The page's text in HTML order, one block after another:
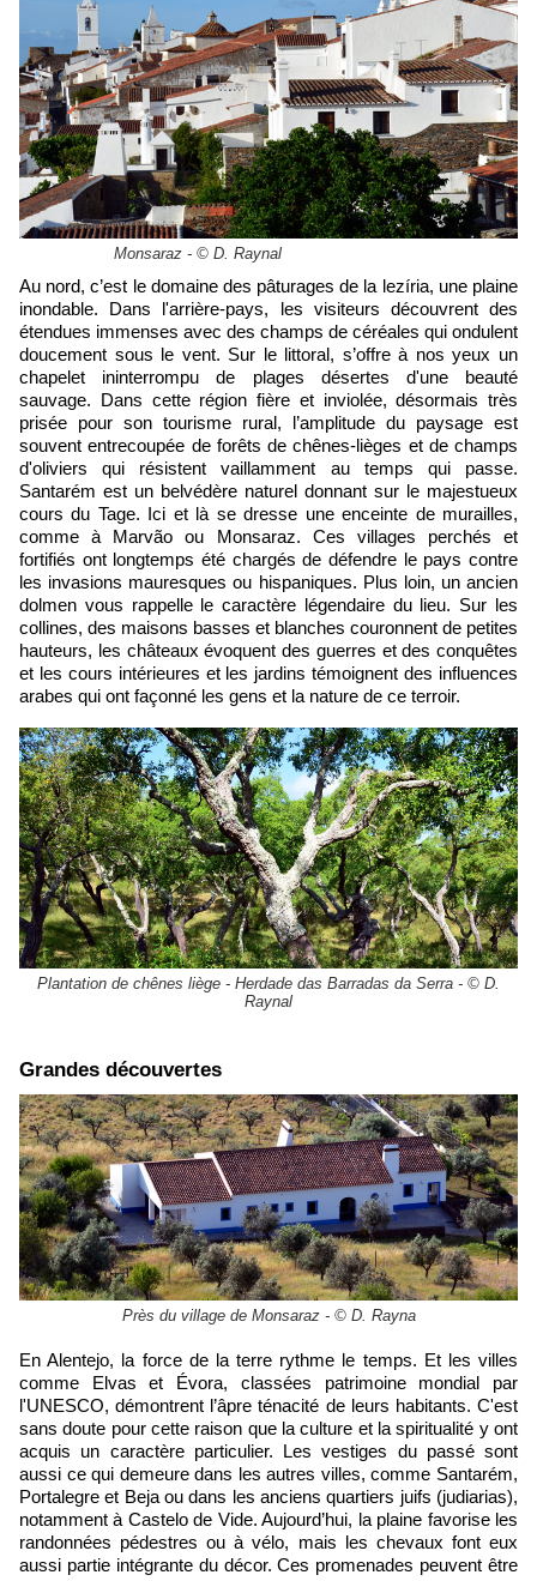
Monsaraz - © D. Raynal
Au nord, c’est le domaine des pâturages de la lezíria, une plaine
inondable. Dans l'arrière-pays, les visiteurs découvrent des
étendues immenses avec des champs de céréales qui ondulent
doucement sous le vent. Sur le littoral, s’offre à nos yeux un
chapelet ininterrompu de plages désertes d'une beauté
sauvage. Dans cette région fière et inviolée, désormais très
prisée pour son tourisme rural, l’amplitude du paysage est
souvent entrecoupée de forêts de chênes-lièges et de champs
d'oliviers qui résistent vaillamment au temps qui passe.
Santarém est un belvédère naturel donnant sur le majestueux
cours du Tage. Ici et là se dresse une enceinte de murailles,
comme à Marvão ou Monsaraz. Ces villages perchés et
fortifiés ont longtemps été chargés de défendre le pays contre
les invasions mauresques ou hispaniques. Plus loin, un ancien
dolmen vous rappelle le caractère légendaire du lieu. Sur les
collines, des maisons basses et blanches couronnent de petites
hauteurs, les châteaux évoquent des guerres et des conquêtes
et les cours intérieures et les jardins témoignent des influences
arabes qui ont façonné les gens et la nature de ce terroir.
Plantation de chênes liège - Herdade das Barradas da Serra - © D.
Raynal
Grandes découvertes
Près du village de Monsaraz - © D. Rayna
En Alentejo, la force de la terre rythme le temps. Et les villes
comme Elvas et Évora, classées patrimoine mondial par
l'UNESCO, démontrent l’âpre ténacité de leurs habitants. C'est
sans doute pour cette raison que la culture et la spiritualité y ont
acquis un caractère particulier. Les vestiges du passé sont
aussi ce qui demeure dans les autres villes, comme Santarém,
Portalegre et Beja ou dans les anciens quartiers juifs (judiarias),
notamment à Castelo de Vide. Aujourd’hui, la plaine favorise les
randonnées pédestres ou à vélo, mais les chevaux font eux
aussi partie intégrante du décor. Ces promenades peuvent être